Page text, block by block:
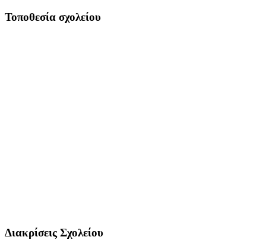
Τοποθεσία σχολείου
Διακρίσεις Σχολείου